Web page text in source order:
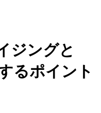
ジングと
るポイント